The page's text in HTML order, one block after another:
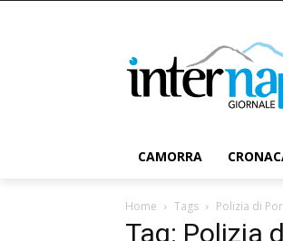
CAMORRA
Home Tags Polizia di
Tag: Polizia